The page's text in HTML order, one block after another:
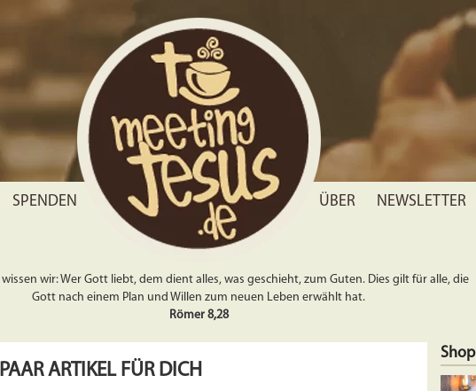
SPENDEN ÜBER NEWSLETTER
wir: Wer Gott liebt, dem dient alles, was geschieht, zum Guten. Dies gilt für alle, die
Gott nach einem Plan und Willen zum neuen Leben erwählt hat.
Römer 8,28
ARTIKEL FÜR DICH
Shop